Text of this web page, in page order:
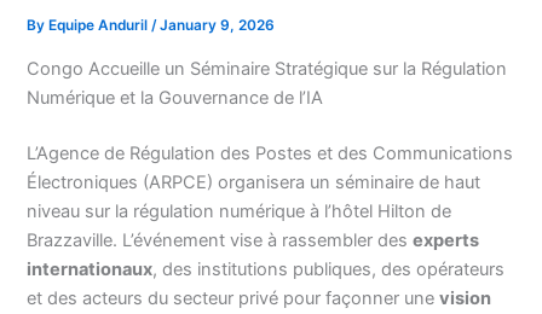
By Equipe Anduril/January 9, 2026
Congo Accueille un Séminaire Stratégique sur la Régulation
Numérique et la Gouvernance de l’IA
L’Agence de Régulation des Postes et des Communications
Électroniques (ARPCE) organisera un séminaire de haut
niveau sur la régulation numérique à l’hôtel Hilton de
Brazzaville. L’événement vise à rassembler desexperts
internationaux, des institutions publiques, des opérateurs
et des acteurs du secteur privé pour façonner unevision